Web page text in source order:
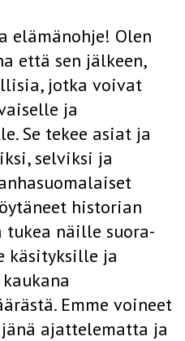
elämänohje! Olen
että sen jälkeen,
jotka voivat
ja
Se tekee asiat ja
selviksi ja
historian
tukea näille suora­
ja
Emme voineet
ajattelematta ja